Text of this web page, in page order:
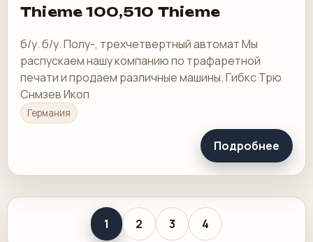
Thieme 100,510 Thieme
б/у. б/у. Полу-, трехчетвертный автомат Мы
распускаем нашу компанию по трафаретной
печати и продаем различные машины. Гибкс Трю
Снмзев Икоп
Германия
Подробнее
1 2 3 4